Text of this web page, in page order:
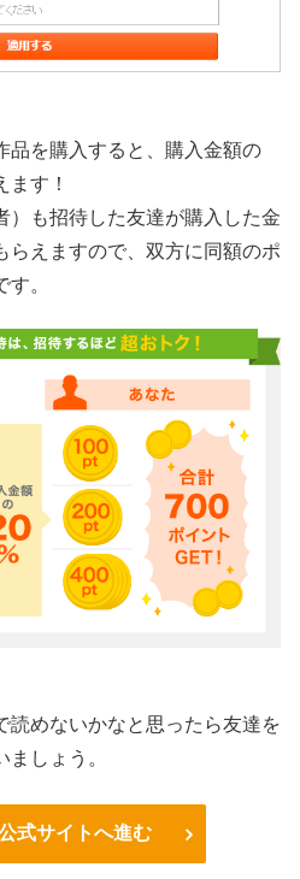
品を購入すると、購入金額の
ます！
）も招待した友達が購入した金
らえますので、双方に同額のポ
。
読めないかなと思ったら友達を
しょう。
式サイトへ進む